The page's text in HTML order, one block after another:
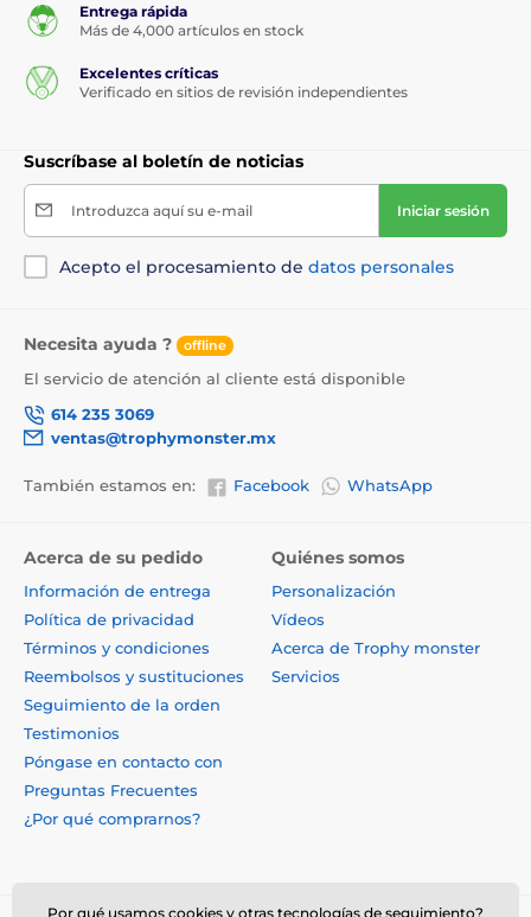
Entrega rápida
Más de 4,000 artículos en stock
Excelentes críticas
Verificado en sitios de revisión independientes
Suscríbase al boletín de noticias
Introduzca aquí su e-mail Iniciar sesión
Acepto el procesamiento de datos personales
Necesita ayuda ? offline
El servicio de atención al cliente está disponible
614 235 3069
ventas@trophymonster.mx
También estamos en: Facebook WhatsApp
Acerca de su pedido
Información de entrega
Política de privacidad
Términos y condiciones
Reembolsos y sustituciones
Seguimiento de la orden
Testimonios
Póngase en contacto con
Preguntas Frecuentes
¿Por qué comprarnos?
Quiénes somos
Personalización
Vídeos
Acerca de Trophy monster
Servicios
Por qué usamos cookies y otras tecnologías de seguimiento?